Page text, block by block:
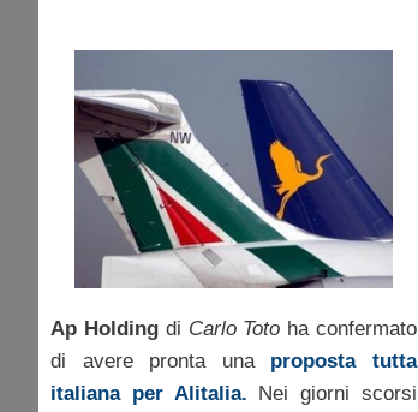
Ap Holding di Carlo Toto ha confermato
di avere pronta una proposta tutta
italiana per Alitalia. Nei giorni scorsi